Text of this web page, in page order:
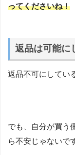
ってくださいね！
返品は可能に
返品不可にしてい
でも、自分が買う
ら不安じゃないで